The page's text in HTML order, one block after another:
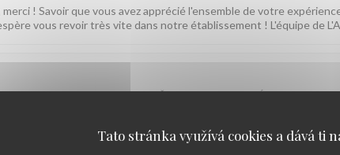
Tato stránka využívá cookies a dává ti
! Savoir que vous avez apprécié l'ensemble de votre
vous revoir très vite dans notre établissement ! L'équipe de
SLUŽBA: 5/5 ATMOSFÉRA: 5/5
bel emplacement, peu d attente, personnel sympathique et efficace.